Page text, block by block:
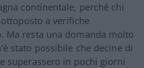
continentale, perché chi
a verifiche
Ma resta una domanda molto
stato possibile che decine di
superassero in pochi giorni